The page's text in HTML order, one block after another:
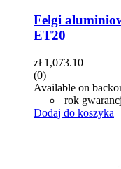
Felgi
ET20
zł1,073.10
(0)
Available on
rok
Dodaj do koszyka